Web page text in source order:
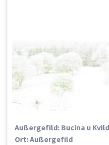
Außergefild: Bucina u
Ort: Außergefild